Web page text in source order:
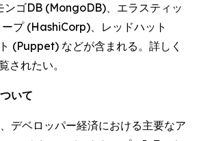
ゴDB (MongoDB)、エラスティッ
プ (HashiCorp)、レッドハット
(Puppet) などが含まれる。詳しく
されたい。
いて
デベロッパー経済における主要なア